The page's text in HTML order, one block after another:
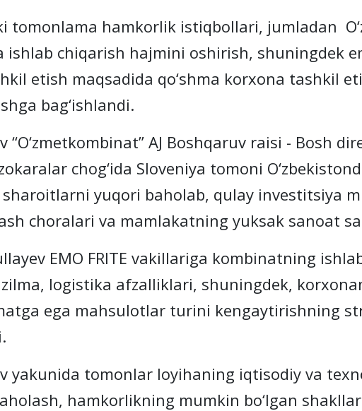
hamkorlik istiqbollari, jumladan
chiqarish hajmini oshirish, shuningdek
etish maqsadida qo‘shma korxona tashkil
bag‘ishlandi.
AJ Boshqaruv raisi - Bosh
chog‘ida Sloveniya tomoni
yuqori baholab, qulay investitsiya
choralari va mamlakatning yuksak sanoat
EMO FRITE vakillariga kombinatning
logistika afzalliklari, shuningdek,
ega mahsulotlar turini kengaytirishning
tomonlar loyihaning iqtisodiy va
hamkorlikning mumkin bo‘lgan